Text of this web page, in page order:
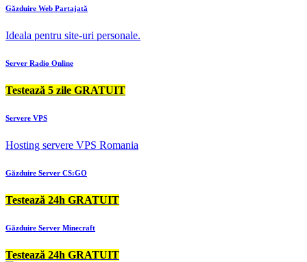
Găzduire Web Partajată
Ideala pentru site-uri personale.
Server Radio Online
Testează 5 zile GRATUIT
Servere VPS
Hosting servere VPS Romania
Găzduire Server CS:GO
Testează 24h GRATUIT
Găzduire Server Minecraft
Testează 24h GRATUIT